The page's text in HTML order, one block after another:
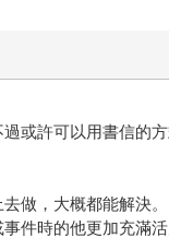
或許可以用書信的
做，大概都能解決。
件時的他更加充滿活